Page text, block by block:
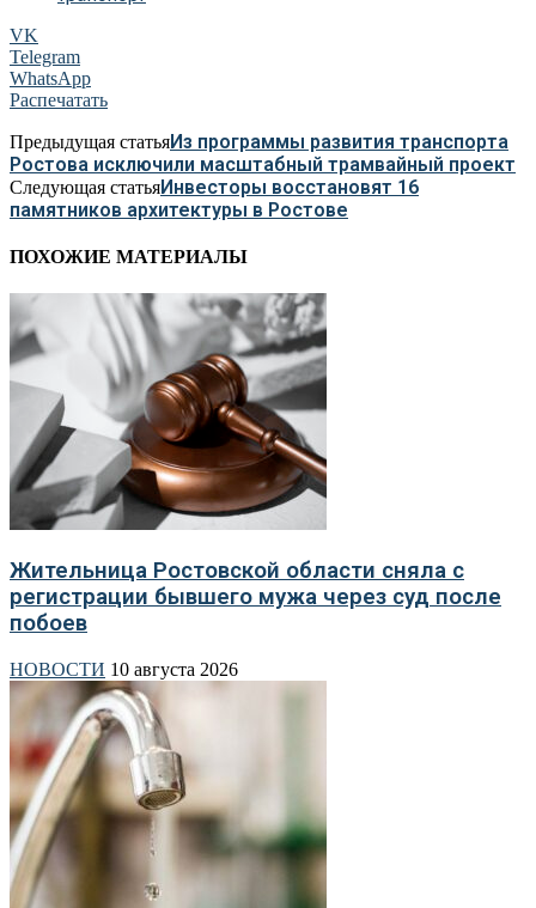
VK
Telegram
WhatsApp
Распечатать
Предыдущая статьяИз программы развития транспорта
Ростова исключили масштабный трамвайный проект
Следующая статьяИнвесторы восстановят 16
памятников архитектуры в Ростове
ПОХОЖИЕ МАТЕРИАЛЫ
Жительница Ростовской области сняла с
регистрации бывшего мужа через суд после
побоев
НОВОСТИ 10 августа 2026